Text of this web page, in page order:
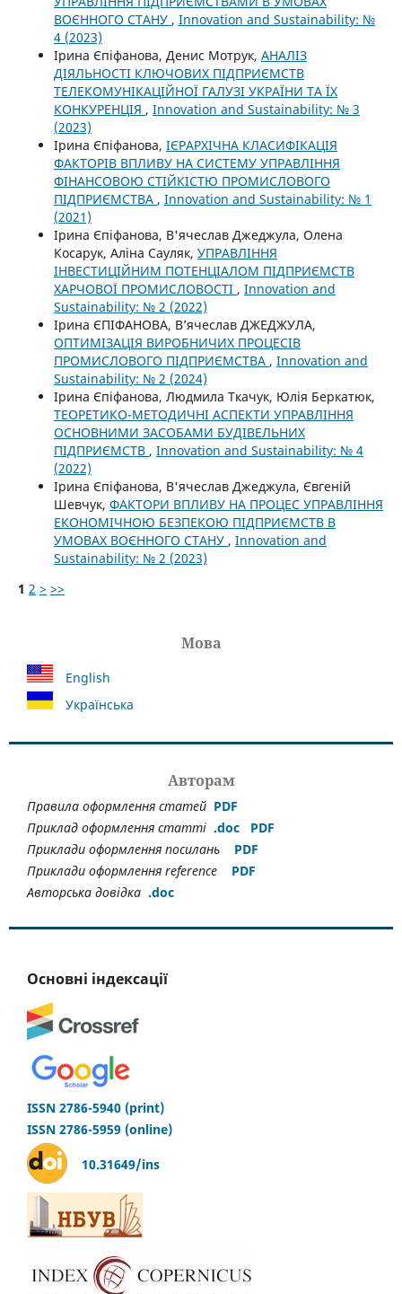
ВОЄННОГО СТАНУ , Innovation and Sustainability: №
4 (2023)
Ірина Єпіфанова, Денис Мотрук, АНАЛІЗ
ДІЯЛЬНОСТІ КЛЮЧОВИХ ПІДПРИЄМСТВ
ТЕЛЕКОМУНІКАЦІЙНОЇ ГАЛУЗІ УКРАЇНИ ТА ЇХ
КОНКУРЕНЦІЯ , Innovation and Sustainability: № 3
(2023)
Ірина Єпіфанова, ІЄРАРХІЧНА КЛАСИФІКАЦІЯ
ФАКТОРІВ ВПЛИВУ НА СИСТЕМУ УПРАВЛІННЯ
ФІНАНСОВОЮ СТІЙКІСТЮ ПРОМИСЛОВОГО
ПІДПРИЄМСТВА , Innovation and Sustainability: № 1
(2021)
Ірина Єпіфанова, В'ячеслав Джеджула, Олена
Косарук, Аліна Сауляк, УПРАВЛІННЯ
ІНВЕСТИЦІЙНИМ ПОТЕНЦІАЛОМ ПІДПРИЄМСТВ
ХАРЧОВОЇ ПРОМИСЛОВОСТІ , Innovation and
Sustainability: № 2 (2022)
Ірина ЄПІФАНОВА, В’ячеслав ДЖЕДЖУЛА,
ОПТИМІЗАЦІЯ ВИРОБНИЧИХ ПРОЦЕСІВ
ПРОМИСЛОВОГО ПІДПРИЄМСТВА , Innovation and
Sustainability: № 2 (2024)
Ірина Єпіфанова, Людмила Ткачук, Юлія Беркатюк,
ТЕОРЕТИКО-МЕТОДИЧНІ АСПЕКТИ УПРАВЛІННЯ
ОСНОВНИМИ ЗАСОБАМИ БУДІВЕЛЬНИХ
ПІДПРИЄМСТВ , Innovation and Sustainability: № 4
(2022)
Ірина Єпіфанова, В'ячеслав Джеджула, Євгеній
Шевчук, ФАКТОРИ ВПЛИВУ НА ПРОЦЕС УПРАВЛІННЯ
ЕКОНОМІЧНОЮ БЕЗПЕКОЮ ПІДПРИЄМСТВ В
УМОВАХ ВОЄННОГО СТАНУ , Innovation and
Sustainability: № 2 (2023)
1 2 > >>
Мова
English
Українська
Авторам
Правила оформлення статей PDF
Приклад оформлення статті .doc
PDF
Приклади оформлення посилань
PDF
Приклади оформлення reference
PDF
Авторська довідка .doс
Основні індексації
ISSN 2786-5940 (print)
ISSN 2786-5959 (online)
10.31649/ins